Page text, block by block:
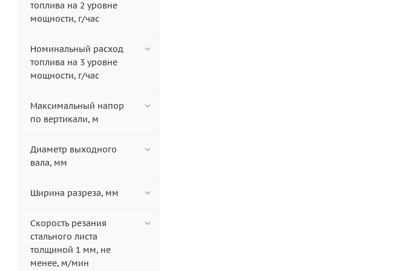
топлива на 2 уровне
мощности, г/час
Номинальный расход
топлива на 3 уровне
мощности, г/час
Максимальный напор
по вертикали, м
Диаметр выходного
вала, мм
Ширина разреза, мм
Скорость резания
стального листа
толщиной 1 мм, не
менее, м/мин